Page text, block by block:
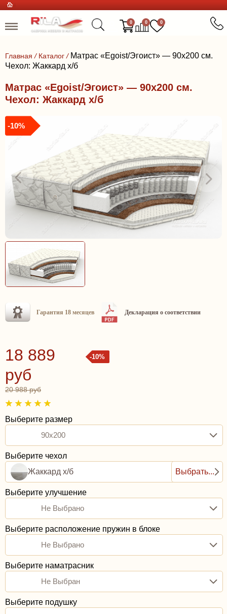
0 0 0
Главная / Каталог / Матрас «Egoist/Эгоист» — 90x200 см.
Чехол: Жаккард х/б
Матрас «Egoist/Эгоист» — 90x200 см.
Чехол: Жаккард х/б
-10%
Гарантия 18 месяцев Декларация о соответствии
-10%
18 889
руб
20 988 руб
Выберите размер
90x200
Выберите чехол
Жаккард х/б
Выбрать...
Выберите улучшение
Не Выбрано
Выберите расположение пружин в блоке
Не Выбрано
Выберите наматрасник
Не Выбран
Выберите подушку